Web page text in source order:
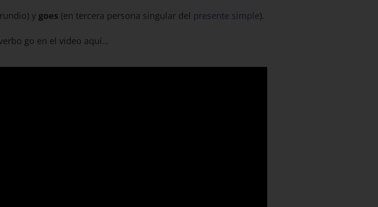
y goes (en tercera persona singular del presente simple).
go en el video aquí…